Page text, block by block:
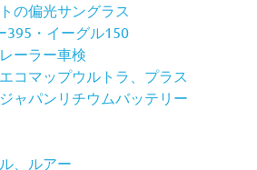
の偏光サングラス
395・イーグル150
ーラー車検
コマップウルトラ、プラス
ャパンリチウムバッテリー
、ルアー